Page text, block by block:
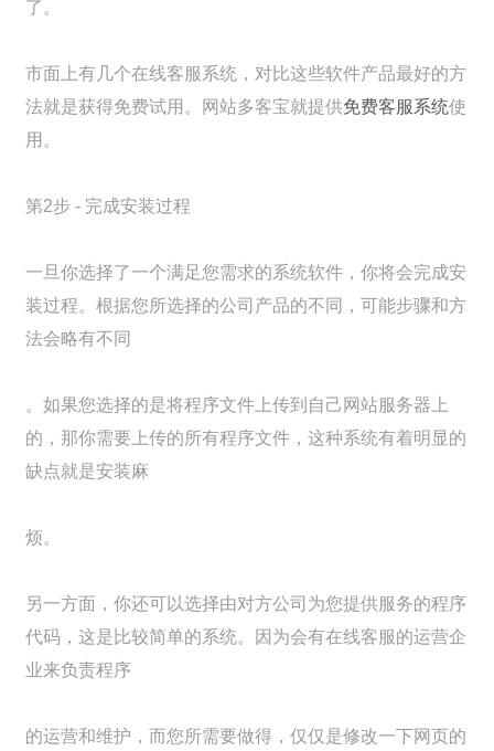
了。
市面上有几个在线客服系统，对比这些软件产品最好的方
法就是获得免费试用。网站多客宝就提供免费客服系统使
用。
第2步 - 完成安装过程
一旦你选择了一个满足您需求的系统软件，你将会完成安
装过程。根据您所选择的公司产品的不同，可能步骤和方
法会略有不同
。如果您选择的是将程序文件上传到自己网站服务器上
的，那你需要上传的所有程序文件，这种系统有着明显的
缺点就是安装麻
烦。
另一方面，你还可以选择由对方公司为您提供服务的程序
代码，这是比较简单的系统。因为会有在线客服的运营企
业来负责程序
的运营和维护，而您所需要做得，仅仅是修改一下网页的